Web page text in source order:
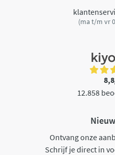
(ma t/m vr
12.858
Ontvang onze
Schrijf je direct in